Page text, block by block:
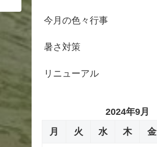
今月の色々行事
暑さ対策
リニューアル
2024年9月
月
火 水 木 金